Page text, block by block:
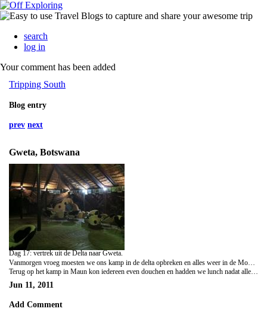
search
log in
Your comment has been added
Tripping South
Blog entry
prev next
Gweta, Botswana
Dag 17: vertrek uit de Delta naar Gweta.
Vanmorgen vroeg moesten we ons kamp in de delta opbreken en alles weer in de Mokoro's laden voor de terugreis. Onderweg in de Mokoro's werden we nog een laatste keer verrast door olifanten die recht voor onze boten langs door het water kwamen stormen om over te steken naar de andere kant. Voor dit natuurgeweld gingen we toch maar iets naar achteren met onze kleine Mokoro's.
Terug op het kamp in Maun kon iedereen even douchen en hadden we lunch nadat alles weer terug in onze truck geladen was. Tegen een uur of 13u vertrokken we naar Planet Baobab, een prachtige campground vol met baobab bomen waarvan sommige meer dan 1000 jaar oud waren. De gigantisch dikke bomen schijnen volledig vol te zitten met water waardoor ze praktisch onbrandbaar zijn en dus zo ontzettend lang kunnen leven. We konden s'middags heerlijk relaxen bij het zwembad en s'avonds bij het kampvuur en in de prachtige bar lekker napraten over ons Delta avontuur.
Jun 11, 2011
Add Comment